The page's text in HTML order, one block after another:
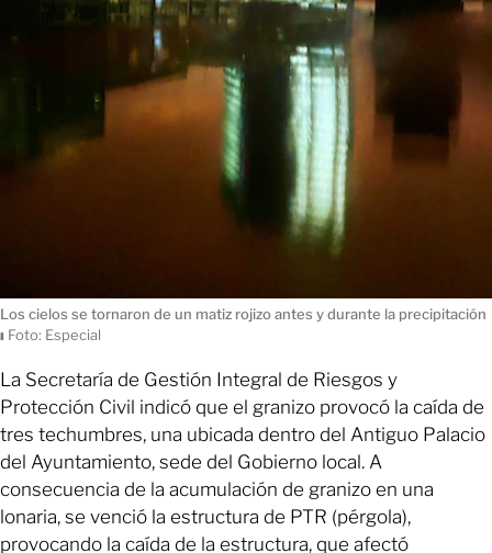
Los cielos se tornaron de un matiz rojizo antes y durante la precipitación
ı Foto: Especial
La Secretaría de Gestión Integral de Riesgos y
Protección Civil indicó que el granizo provocó la caída de
tres techumbres, una ubicada dentro del Antiguo Palacio
del Ayuntamiento, sede del Gobierno local. A
consecuencia de la acumulación de granizo en una
lonaria, se venció la estructura de PTR (pérgola),
provocando la caída de la estructura, que afectó